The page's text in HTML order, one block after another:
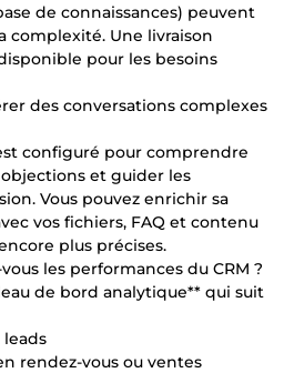
de connaissances) peuvent
complexité. Une livraison
pour les besoins
des conversations complexes
configuré pour comprendre
et guider les
Vous pouvez enrichir sa
vos fichiers, FAQ et contenu
plus précises.
les performances du CRM ?
de bord analytique** qui suit
leads
rendez-vous ou ventes